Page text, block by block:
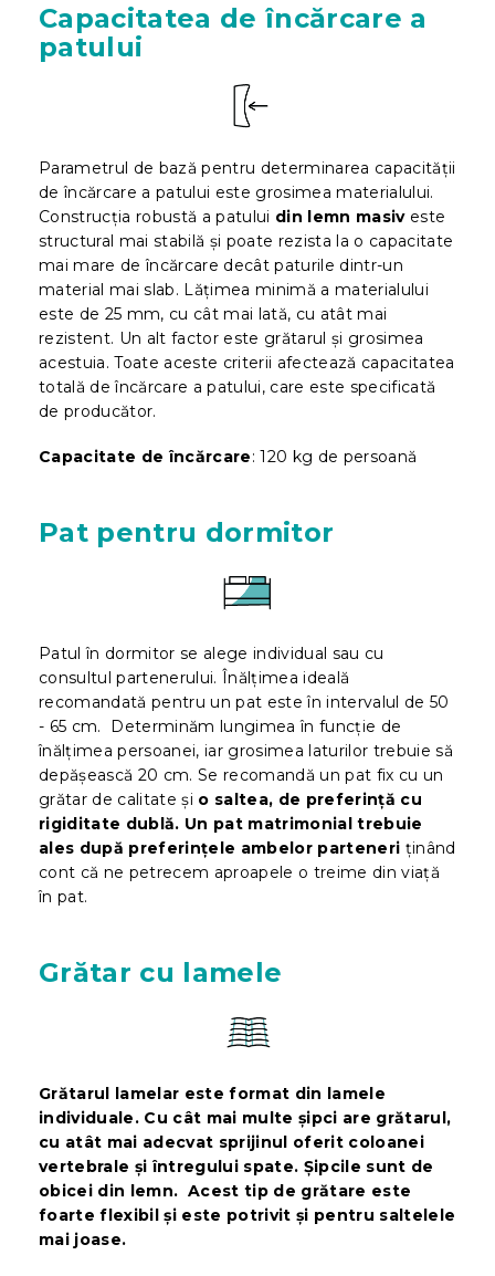
Capacitatea de încărcare a
patului
Parametrul de bază pentru determinarea capacității
de încărcare a patului este grosimea materialului.
Construcția robustă a patului din lemn masiveste
structural mai stabilă și poate rezista la o capacitate
mai mare de încărcare decât paturile dintr-un
material mai slab. Lățimea minimă a materialului
este de 25 mm, cu cât mai lată, cu atât mai
rezistent. Un alt factor este grătarul și grosimea
acestuia. Toate aceste criterii afectează capacitatea
totală de încărcare a patului, care este specificată
de producător.
Capacitate de încărcare: 120 kg de persoană
Pat pentru dormitor
Patul în dormitor se alege individual sau cu
consultul partenerului. Înălțimea ideală
recomandată pentru un pat este în intervalul de 50
- 65 cm. Determinăm lungimea în funcție de
înălțimea persoanei, iar grosimea laturilor trebuie să
depășească 20 cm. Se recomandă un pat fix cu un
grătar de calitate și o saltea, de preferință cu
rigiditate dublă. Un pat matrimonial trebuie
ales după preferințele ambelor parteneri ținând
cont că ne petrecem aproapele o treime din viață
în pat.
Grătar cu lamele
Grătarul lamelar este format din lamele
individuale. Cu cât mai multe șipci are grătarul,
cu atât mai adecvat sprijinul oferit coloanei
vertebrale și întregului spate. Șipcile sunt de
obicei din lemn. Acest tip de grătare este
foarte flexibil și este potrivit și pentru saltelele
mai joase.